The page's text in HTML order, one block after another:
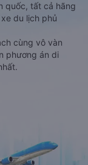
quốc, tất cả hãng
du lịch phủ
cùng vô vàn
phương án di